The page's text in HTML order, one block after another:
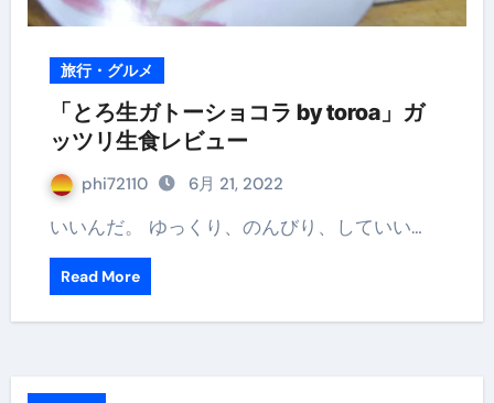
旅行・グルメ
「とろ生ガトーショコラ by toroa」ガ
ッツリ生食レビュー
phi72110 6月 21, 2022
いいんだ。 ゆっくり、のんびり、していい…
Read More